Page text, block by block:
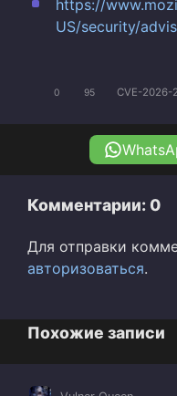
https://
US/security/
0 95 CVE-2026-
Комментарии: 0
Для отправки
авторизоваться.
Похожие записи